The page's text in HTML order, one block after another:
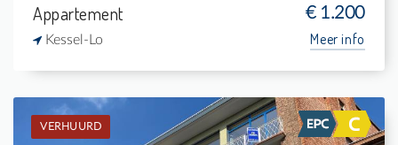
Appartement € 1.200
Kessel-Lo Meer info
VERHUURD